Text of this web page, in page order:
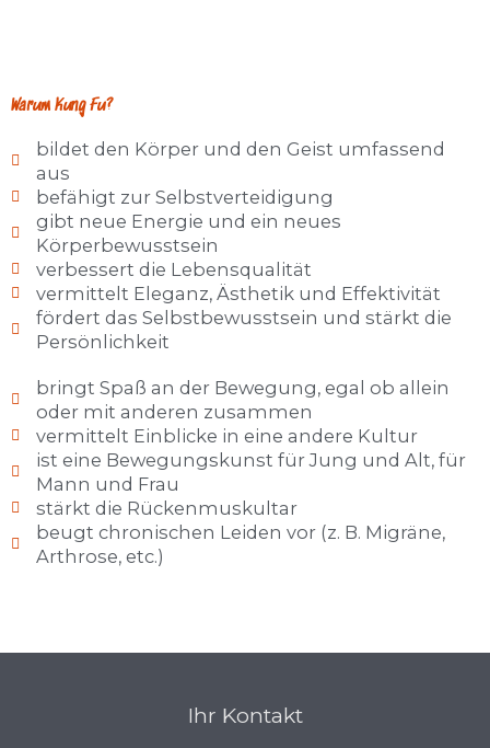
Warum Kung Fu?
bildet den Körper und den Geist umfassend
aus
befähigt zur Selbstverteidigung
gibt neue Energie und ein neues
Körperbewusstsein
verbessert die Lebensqualität
vermittelt Eleganz, Ästhetik und Effektivität
fördert das Selbstbewusstsein und stärkt die
Persönlichkeit
bringt Spaß an der Bewegung, egal ob allein
oder mit anderen zusammen
vermittelt Einblicke in eine andere Kultur
ist eine Bewegungskunst für Jung und Alt, für
Mann und Frau
stärkt die Rückenmuskultar
beugt chronischen Leiden vor (z. B. Migräne,
Arthrose, etc.)
Ihr Kontakt